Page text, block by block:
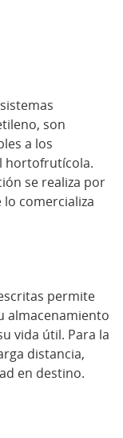
son
a los
hortofrutícola.
se realiza por
comercializa
permite
almacenamiento
vida útil. Para la
distancia,
en destino.